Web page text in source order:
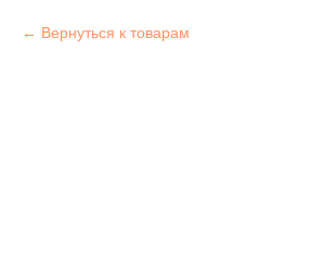
Вернуться к товарам